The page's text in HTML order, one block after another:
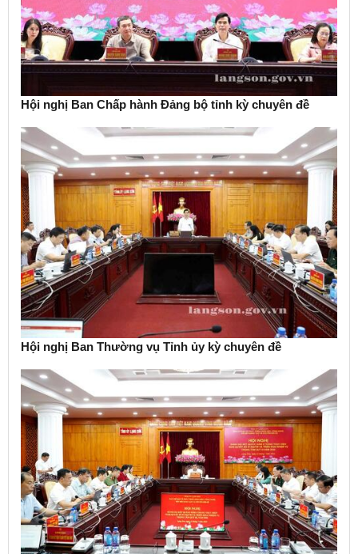
Hội nghị Ban Chấp hành Đảng bộ tỉnh kỳ chuyên đề
Hội nghị Ban Thường vụ Tỉnh ủy kỳ chuyên đề